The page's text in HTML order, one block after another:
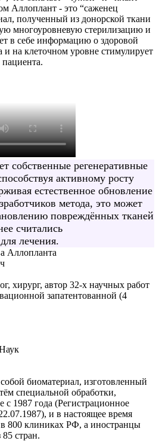
Аллоплант - это “саженец
полученный из донорской ткани
многоуровневую стерилизацию и
в себе информацию о здоровой
и на клеточном уровне стимулирует
собственные регенеративные
активному росту
естественное обновление
метода, это может
повреждённых тканей
считались
лечения.
Аллопланта
хирург, автор 32-х научных работ
запатентованной (4
биоматериал, изготовленный
специальной обработки,
1987 года (Регистрационное
и в настоящее время
800 клиниках РФ, а иностранцы
стран.